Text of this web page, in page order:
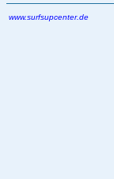
www.surfsupcenter.de